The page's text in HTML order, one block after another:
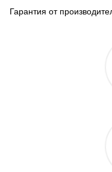
Гарантия от